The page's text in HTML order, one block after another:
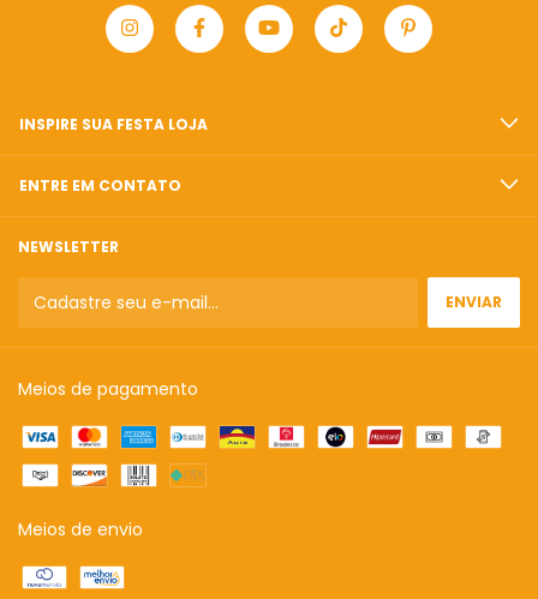
INSPIRE SUA FESTA LOJA
ENTRE EM CONTATO
NEWSLETTER
Meios de pagamento
Meios de envio